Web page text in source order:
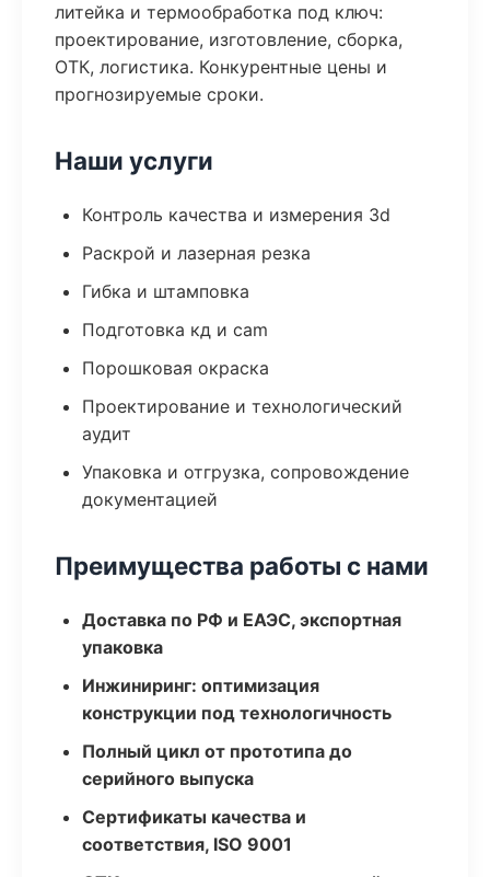
литейка и термообработка под ключ:
проектирование, изготовление, сборка,
ОТК, логистика. Конкурентные цены и
прогнозируемые сроки.
Наши услуги
Контроль качества и измерения 3d
Раскрой и лазерная резка
Гибка и штамповка
Подготовка кд и cam
Порошковая окраска
Проектирование и технологический
аудит
Упаковка и отгрузка, сопровождение
документацией
Преимущества работы с нами
Доставка по РФ и ЕАЭС, экспортная
упаковка
Инжиниринг: оптимизация
конструкции под технологичность
Полный цикл от прототипа до
серийного выпуска
Сертификаты качества и
соответствия, ISO 9001